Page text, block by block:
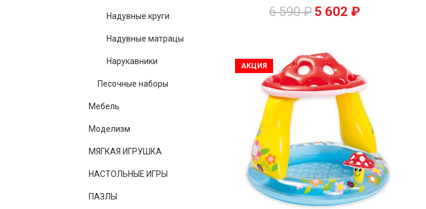
Надувные круги
Надувные матрацы
Нарукавники
Песочные наборы
Мебель
Моделизм
МЯГКАЯ ИГРУШКА
НАСТОЛЬНЫЕ ИГРЫ
ПАЗЛЫ
6 590₽5 602₽
АКЦИЯ